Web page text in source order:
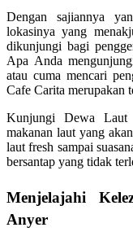
Dengan sajiannya
lokasinya yang
dikunjungi bagi
Apa Anda
atau cuma mencari
Cafe Carita merupakan
Kunjungi Dewa
makanan laut yang
laut fresh sampai
bersantap yang tidak
Menjelajahi
Anyer